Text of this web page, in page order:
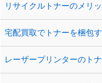
リサイクルトナーのメリ
宅配買取でトナーを梱包
レーザープリンターのト